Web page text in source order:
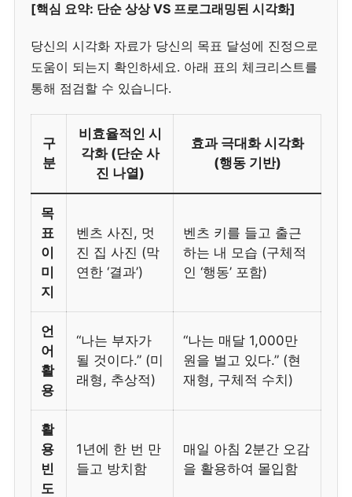
[핵심 요약: 단순 상상 VS 프로그래밍된 시각화]
당신의 시각화 자료가 당신의 목표 달성에 진정으로
도움이 되는지 확인하세요. 아래 표의 체크리스트를
통해 점검할 수 있습니다.
구
분
비효율적인 시
각화 (단순 사
진 나열)
효과 극대화 시각화
(행동 기반)
목
표
이
미
지
벤츠 사진, 멋
진 집 사진 (막
연한 ‘결과’)
벤츠 키를 들고 출근
하는 내 모습 (구체적
인 ‘행동’ 포함)
언
어
활
용
“나는 부자가
될 것이다.” (미
래형, 추상적)
“나는 매달 1,000만
원을 벌고 있다.” (현
재형, 구체적 수치)
활
용
빈
도
1년에 한 번 만
들고 방치함
매일 아침 2분간 오감
을 활용하여 몰입함